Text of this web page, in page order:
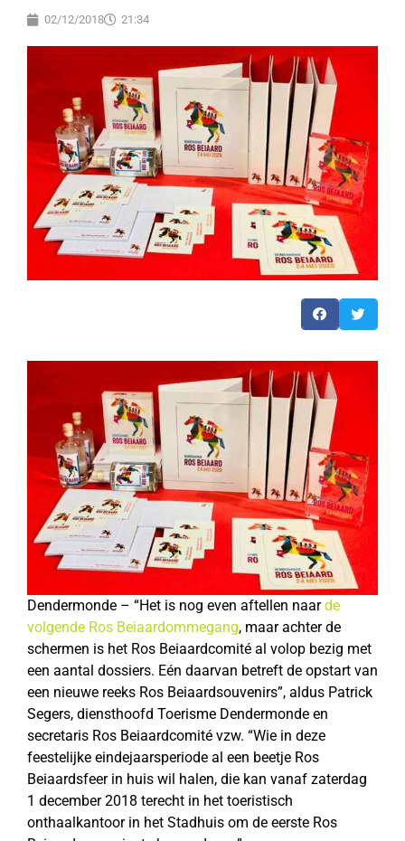
02/12/2018 21:34
Dendermonde – “Het is nog even aftellen naarde
volgende Ros Beiaardommegang, maar achter de
schermen is het Ros Beiaardcomité al volop bezig met
een aantal dossiers. Eén daarvan betreft de opstart van
een nieuwe reeks Ros Beiaardsouvenirs”, aldus Patrick
Segers, diensthoofd Toerisme Dendermonde en
secretaris Ros Beiaardcomité vzw. “Wie in deze
feestelijke eindejaarsperiode al een beetje Ros
Beiaardsfeer in huis wil halen, die kan vanaf zaterdag
1 december 2018 terecht in het toeristisch
onthaalkantoor in het Stadhuis om de eerste Ros